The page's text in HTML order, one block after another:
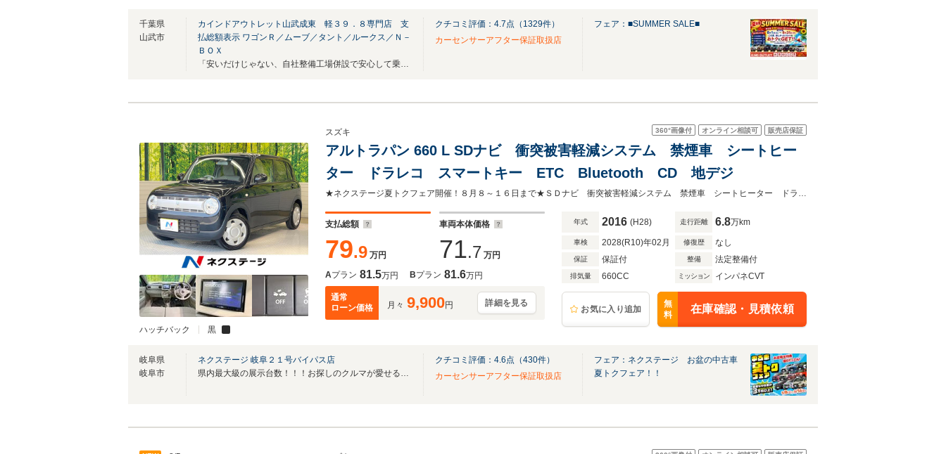
千葉県
山武市
カインドアウトレット山武成東 軽３９．８専門店 支
払総額表示 ワゴンＲ／ムーブ／タント／ルークス／Ｎ－
ＢＯＸ
クチコミ評価： 4.7 点（ 1329件）
カーセンサーアフター保証取扱店
フェア：■SUMMER SALE■
ハッチバック 黒
360°画像付 オンライン相談可 販売店保証
スズキ
アルトラパン 660 L SDナビ 衝突被害軽減システム 禁煙車 シートヒー
ター ドラレコ スマートキー ETC Bluetooth CD 地デジ
支払総額
79.9 万円
車両本体価格
71.7 万円
Aプラン 81.5万円 Bプラン 81.6万円
通常
ローン価格
月々 9,900円 詳細を見る
年式 2016 (H28) 走行距離 6.8万km
車検 2028(R10)年02月 修復歴 なし
保証 保証付 整備 法定整備付
排気量 660CC ミッション インパネCVT
お気に入り追加
無
料
在庫確認・見積依頼
岐阜県
岐阜市
ネクステージ 岐阜２１号バイパス店
クチコミ評価： 4.6 点（430件）
カーセンサーアフター保証取扱店
フェア：ネクステージ お盆の中古車
夏トクフェア！！